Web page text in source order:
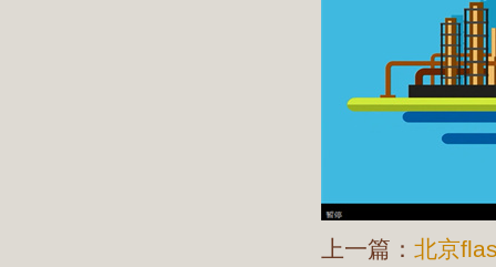
上一篇： 北京